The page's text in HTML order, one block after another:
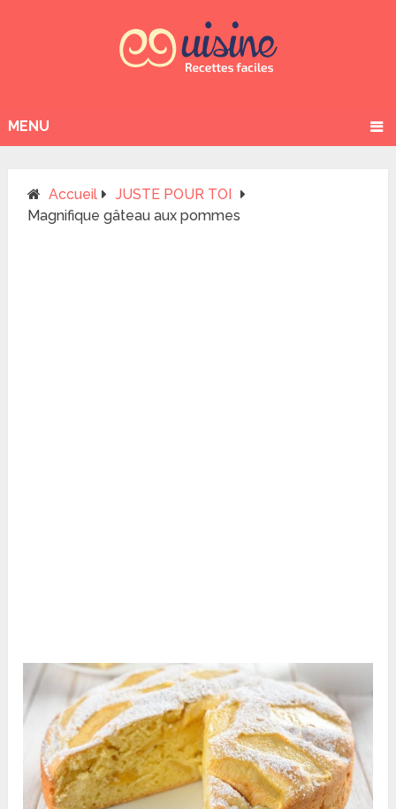
MENU
Accueil
JUSTE POUR TOI
Magnifique gâteau aux pommes